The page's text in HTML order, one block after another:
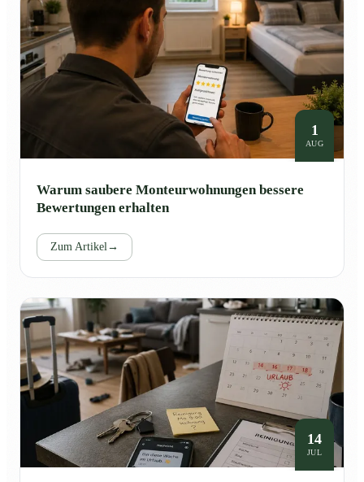
1
AUG
Warum saubere Monteurwohnungen bessere
Bewertungen erhalten
Zum Artikel →
14
JUL